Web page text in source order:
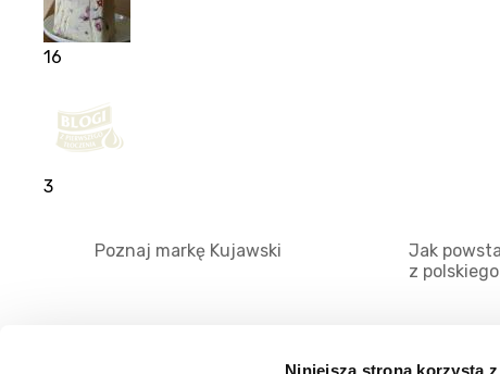
Niniejsza strona korzysta
16
3
Poznaj markę Kujawski
Jak
z